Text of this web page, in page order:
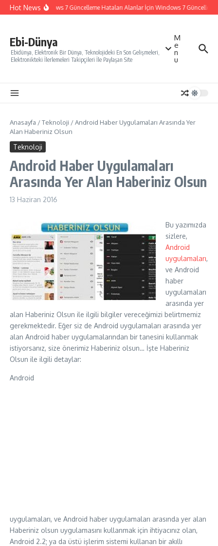
İçeriğe atla
Hot NewsWindows 7 Güncelleme Hataları Alanlar İçin Windows 7 Güncelleme
Ebi-Dünya
Ebidünya, Elektronik Bir Dünya, Teknolojideki En Son Gelişmeleri,
Elektronikteki İlerlemeleri Takipçileri İle Paylaşan Site
M
e
n
u
Anasayfa /Teknoloji /Android Haber Uygulamaları Arasında Yer
Alan Haberiniz Olsun
Teknoloji
Android Haber Uygulamaları
Arasında Yer Alan Haberiniz Olsun
13 Haziran 2016
Bu yazımızda
sizlere,
Android
uygulamaları,
ve Android
haber
uygulamaları
arasında yer
alan Haberiniz Olsun ile ilgili bilgiler vereceğimizi belirtmemiz
gerekmektedir. Eğer siz de Android uygulamaları arasında yer
alan Android haber uygulamalarından bir tanesini kullanmak
istiyorsanız, size önerimiz Haberiniz olsun… İşte Haberiniz
Olsun ile ilgili detaylar:
Android
uygulamaları, ve Android haber uygulamaları arasında yer alan
Haberiniz olsun uygulamasını kullanmak için ihtiyacınız olan,
Android 2.2; ya da üstü işlerim sistemi kullanan bir akıllı